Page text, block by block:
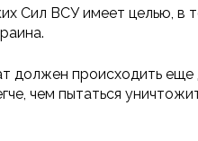
Сил ВСУ имеет целью,
должен происходить
чем пытаться